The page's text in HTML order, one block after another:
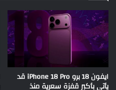
ايفون 18 برو iPhone 18 Pro قد
يأتي بأكبر قفزة سعرية منذ